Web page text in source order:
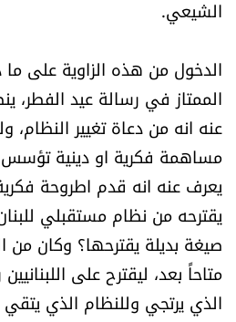
الشيعي.
الدخول من هذه الزاوية على ما
الممتاز في رسالة عيد
عنه انه من دعاة تغيير
مساهمة فكرية او دينية تؤسس
يعرف عنه انه قدم اطروحة
يقترحه من نظام مستقبلي
صيغة بديلة يقترحها؟ وكان من
متاحاً بعد، ليقترح على
الذي يرتجي وللنظام الذي يتقي